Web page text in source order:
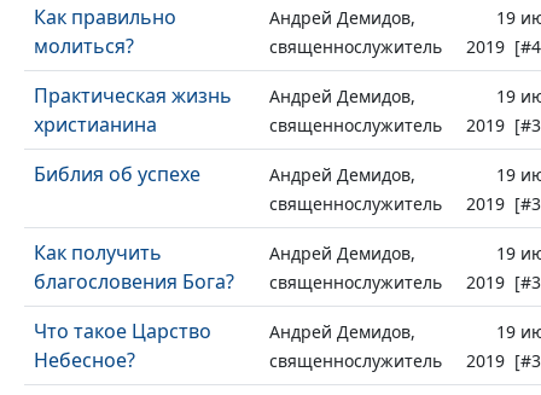
Как правильно
молиться?
Андрей Демидов,
священнослужитель
19
2019
Практическая жизнь
христианина
Андрей Демидов,
священнослужитель
19
2019
Библия об успехе
Андрей Демидов,
священнослужитель
19
2019
Как получить
благословения Бога?
Андрей Демидов,
священнослужитель
19
2019
Что такое Царство
Небесное?
Андрей Демидов,
священнослужитель
19
2019